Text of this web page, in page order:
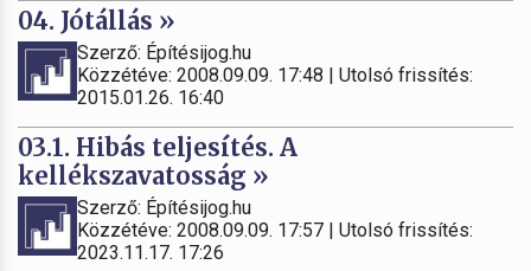
04. Jótállás »
Szerző: Építésijog.hu
Közzétéve: 2008.09.09. 17:48 | Utolsó frissítés:
2015.01.26. 16:40
03.1. Hibás teljesítés. A
kellékszavatosság »
Szerző: Építésijog.hu
Közzétéve: 2008.09.09. 17:57 | Utolsó frissítés:
2023.11.17. 17:26